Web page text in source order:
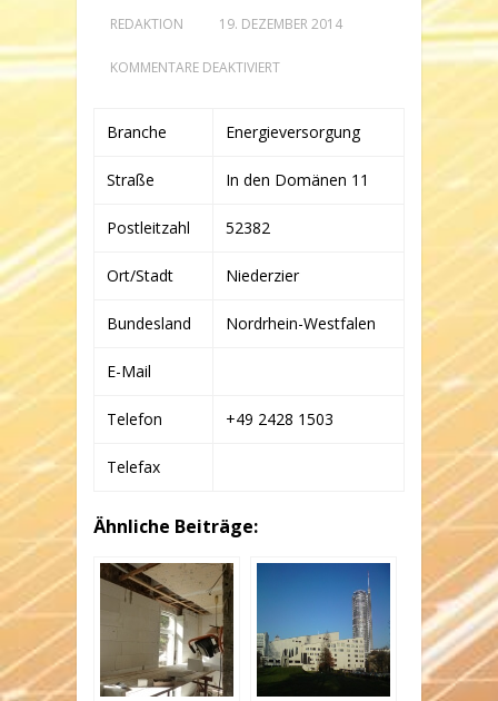
REDAKTION 19. DEZEMBER 2014
KOMMENTARE DEAKTIVIERTFÜR
SPRIEWALD,
HAUPT,
WERNER
„WINDKRAFTANLAGE
BR“
Branche Energieversorgung
Straße In den Domänen 11
Postleitzahl 52382
Ort/Stadt Niederzier
Bundesland Nordrhein-Westfalen
E-Mail
Telefon +49 2428 1503
Telefax
Ähnliche Beiträge: